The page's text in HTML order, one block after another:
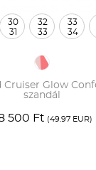
Cruiser Glow
szandál
500 Ft (49.97 EUR)
30
31
32
33
33
34